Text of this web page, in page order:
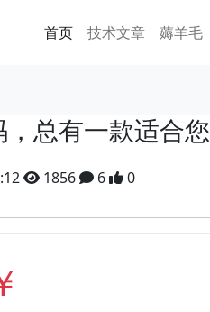
首页 技术文章 薅羊毛
总有一款适合您
1856 6 0